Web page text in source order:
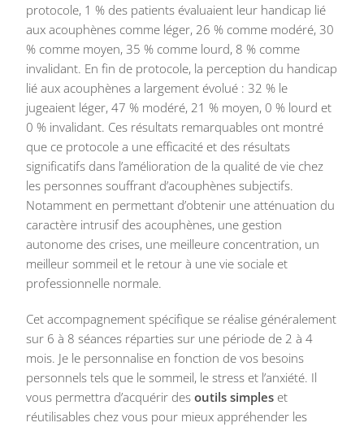
protocole, 1 % des patients évaluaient leur handicap lié
aux acouphènes comme léger, 26 % comme modéré, 30
% comme moyen, 35 % comme lourd, 8 % comme
invalidant. En fin de protocole, la perception du handicap
lié aux acouphènes a largement évolué : 32 % le
jugeaient léger, 47 % modéré, 21 % moyen, 0 % lourd et
0 % invalidant. Ces résultats remarquables ont montré
que ce protocole a une efficacité et des résultats
significatifs dans l’amélioration de la qualité de vie chez
les personnes souffrant d’acouphènes subjectifs.
Notamment en permettant d’obtenir une atténuation du
caractère intrusif des acouphènes, une gestion
autonome des crises, une meilleure concentration, un
meilleur sommeil et le retour à une vie sociale et
professionnelle normale.
Cet accompagnement spécifique se réalise généralement
sur 6 à 8 séances réparties sur une période de 2 à 4
mois. Je le personnalise en fonction de vos besoins
personnels tels que le sommeil, le stress et l’anxiété. Il
vous permettra d’acquérir desoutils simples et
réutilisables chez vous pour mieux appréhender les